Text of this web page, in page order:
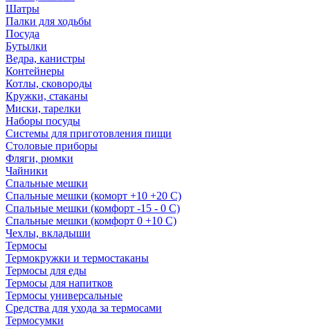
Шатры
Палки для ходьбы
Посуда
Бутылки
Ведра, канистры
Контейнеры
Котлы, сковороды
Кружки, стаканы
Миски, тарелки
Наборы посуды
Системы для приготовления пищи
Столовые приборы
Фляги, рюмки
Чайники
Спальные мешки
Спальные мешки (коморт +10 +20 С)
Спальные мешки (комфорт -15 - 0 С)
Спальные мешки (комфорт 0 +10 С)
Чехлы, вкладыши
Термосы
Термокружки и термостаканы
Термосы для еды
Термосы для напитков
Термосы универсальные
Средства для ухода за термосами
Термосумки